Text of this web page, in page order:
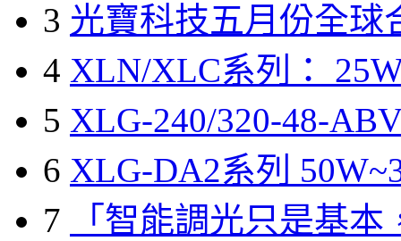
3 光寶科技五月份全球
4 XLN/XLC系列：
5 XLG-240/320-48-
6 XLG-DA2系列
7
「智能調光只是基本